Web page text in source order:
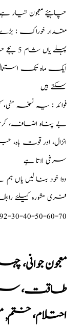
چاہیئے معجون تیار
ایک ماہ تک
سکتے ہیں
فوائد : یہ نسخہ
بے پناہ
انزال، اور قوت باہ،
سرخی لاتا ہے
دوا خود بنا لیں یاں ہم
فری مشورہ کیلئے
30-40-50-60-70
معجون جوانی،
طاقت،
احتلام، ختم,